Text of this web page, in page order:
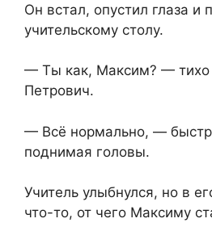
Он встал, опустил глаза и
учительскому столу.
— Ты как, Максим?⁨ — тихо
Петрович.
— Всё нормально,⁨ —
поднимая головы.
Учитель улыбнулся,⁨ но в
что-то, от чего Максиму